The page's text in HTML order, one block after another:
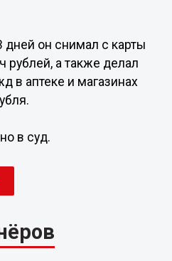
дней он снимал с карты
рублей, а также делал
в аптеке и магазинах
в суд.